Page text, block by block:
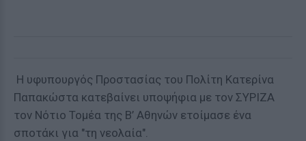
H υφυπουργός Προστασίας του Πολίτη Κατερίνα
Παπακώστα κατεβαίνει υποψήφια με τον ΣΥΡΙΖΑ
τον Νότιο Τομέα της Β’ Αθηνών ετοίμασε ένα
σποτάκι για "τη νεολαία".